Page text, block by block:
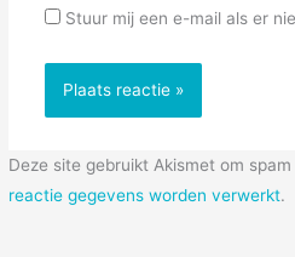
Stuur mij een e-mail als er
Deze site gebruikt Akismet om
reactie gegevens worden verwerkt.